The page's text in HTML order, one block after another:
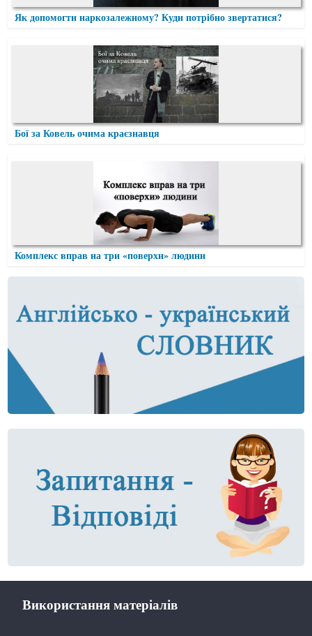
Як допомогти наркозалежному? Куди потрібно звертатися?
Бої за Ковель очима краєзнавця
Комплекс вправ на три «поверхи» людини
Використання матеріалів